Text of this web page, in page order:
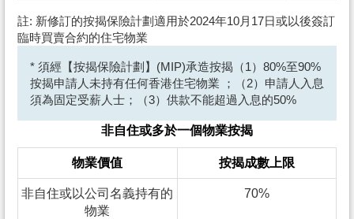
註: 新修訂的按揭保險計劃適用於2024年10月17日或以後簽訂
臨時買賣合約的住宅物業
* 須經【按揭保險計劃】(MIP)承造按揭（1）80%至90%
按揭申請人未持有任何香港住宅物業 ；（2）申請人入息
須為固定受薪人士；（3）供款不能超過入息的50%
非自住或多於一個物業按揭
物業價值 按揭成數上限
非自住或以公司名義持有的
物業
70%